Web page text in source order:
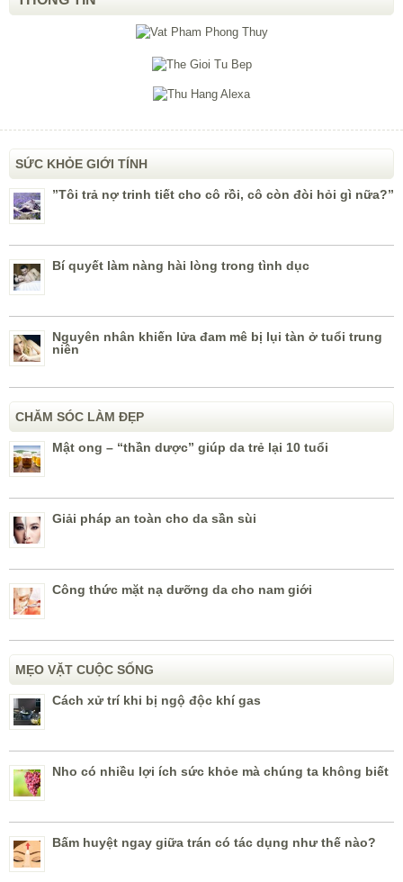
SỨC KHỎE GIỚI TÍNH
”Tôi trả nợ trinh tiết cho cô rồi, cô còn đòi hỏi gì nữa?”
Bí quyết làm nàng hài lòng trong tình dục
Nguyên nhân khiến lửa đam mê bị lụi tàn ở tuổi trung
niên
CHĂM SÓC LÀM ĐẸP
Mật ong – “thần dược” giúp da trẻ lại 10 tuổi
Giải pháp an toàn cho da sần sùi
Công thức mặt nạ dưỡng da cho nam giới
MẸO VẶT CUỘC SỐNG
Cách xử trí khi bị ngộ độc khí gas
Nho có nhiều lợi ích sức khỏe mà chúng ta không biết
Bấm huyệt ngay giữa trán có tác dụng như thế nào?